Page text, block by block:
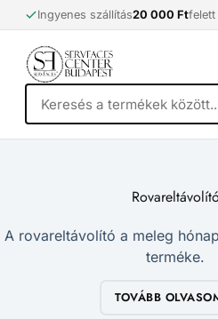
to
content
Ingyenes szállítás20 000 Ftfelett
A rovareltávolító a meleg
terméke.
TOVÁBB